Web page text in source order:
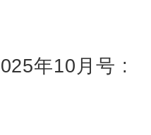
年10月号 :
ー